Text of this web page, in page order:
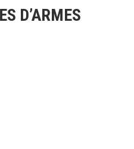
D’ARMES